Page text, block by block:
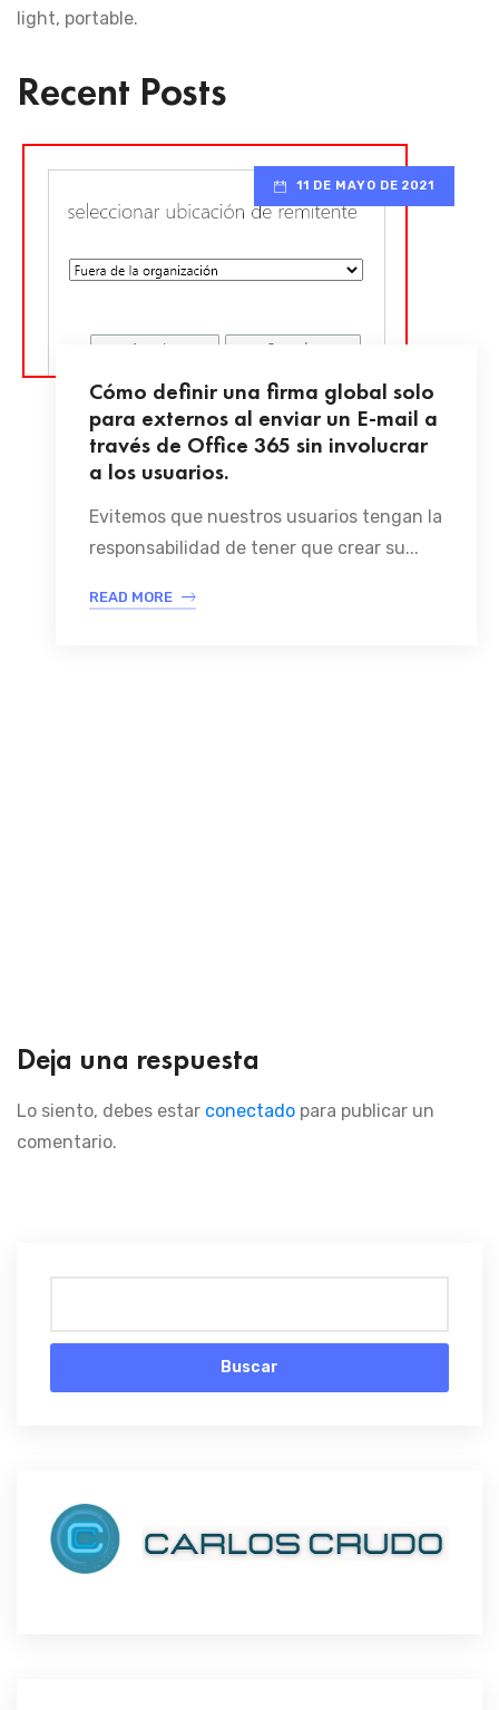
light, portable.
Recent Posts
11 DE MAYO DE 2021
Cómo definir una firma global solo
para externos al enviar un E-mail a
través de Office 365 sin involucrar
a los usuarios.
Evitemos que nuestros usuarios tengan la
responsabilidad de tener que crear su...
READ MORE
Deja una respuesta
Lo siento, debes estar conectado para publicar un
comentario.
Buscar